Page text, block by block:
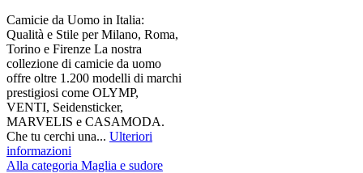
Camicie da Uomo in Italia:
Qualità e Stile per Milano, Roma,
Torino e Firenze La nostra
collezione di camicie da uomo
offre oltre 1.200 modelli di marchi
prestigiosi come OLYMP,
VENTI, Seidensticker,
MARVELIS e CASAMODA.
Che tu cerchi una... Ulteriori
informazioni
Alla categoria Maglia e sudore